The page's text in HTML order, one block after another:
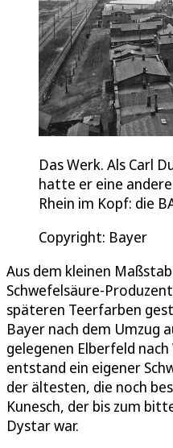
Das Werk. Als Carl
hatte er eine
Rhein im Kopf: die
Copyright: Bayer
Aus dem kleinen
Schwefelsäure-
späteren Teerfarben
Bayer nach dem Umzug
gelegenen Elberfeld
entstand ein eigener
der ältesten, die noch
Kunesch, der bis zum
Dystar war.